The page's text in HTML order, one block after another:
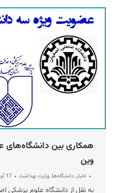
همکاری بین دانشگاه‌های
وین
اخبار,دانشگاه‌ها,وزارت بهداشت 17 آوریل 2018
به نقل از دانشگاه علوم پزشکی